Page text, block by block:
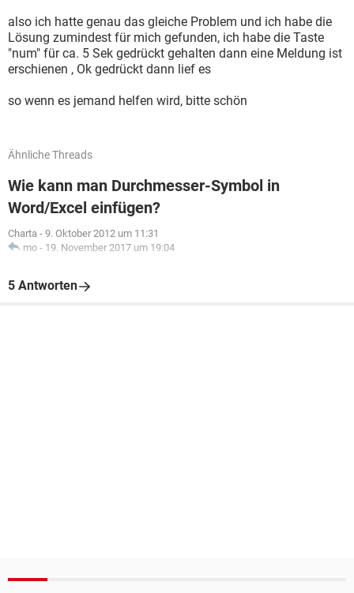
also ich hatte genau das gleiche Problem und ich habe die
Lösung zumindest für mich gefunden, ich habe die Taste
"num" für ca. 5 Sek gedrückt gehalten dann eine Meldung ist
erschienen , Ok gedrückt dann lief es
so wenn es jemand helfen wird, bitte schön
Ähnliche Threads
Wie kann man Durchmesser-Symbol in
Word/Excel einfügen?
Charta - 9. Oktober 2012 um 11:31
mo - 19. November 2017 um 19:04
5 Antworten